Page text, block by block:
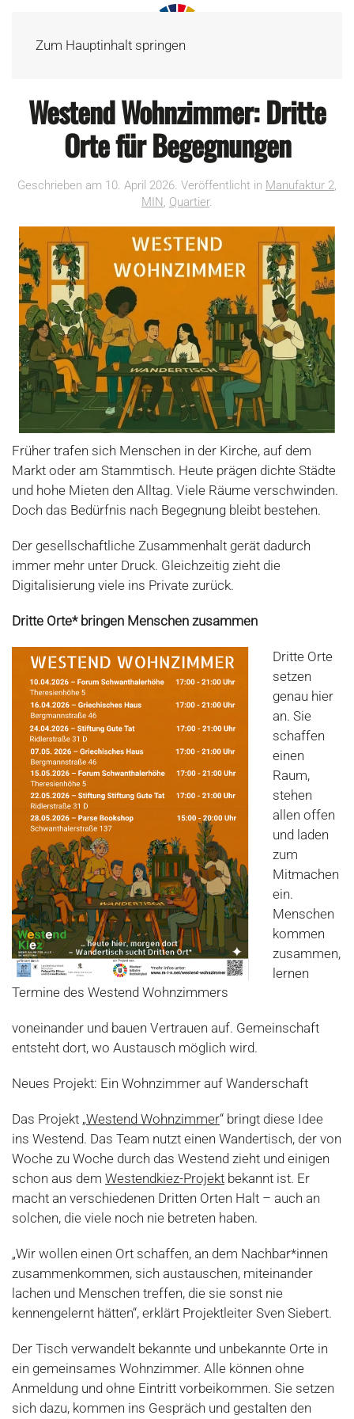
Zum Hauptinhalt springen
Westend Wohnzimmer: Dritte
Orte für Begegnungen
Geschrieben am 10. April 2026. Veröffentlicht in Manufaktur 2,
MIN, Quartier.
Früher trafen sich Menschen in der Kirche, auf dem
Markt oder am Stammtisch. Heute prägen dichte Städte
und hohe Mieten den Alltag. Viele Räume verschwinden.
Doch das Bedürfnis nach Begegnung bleibt bestehen.
Der gesellschaftliche Zusammenhalt gerät dadurch
immer mehr unter Druck. Gleichzeitig zieht die
Digitalisierung viele ins Private zurück.
Dritte Orte* bringen Menschen zusammen
Termine des Westend Wohnzimmers
Dritte Orte
setzen
genau hier
an. Sie
schaffen
einen
Raum,
stehen
allen offen
und laden
zum
Mitmachen
ein.
Menschen
kommen
zusammen,
lernen
voneinander und bauen Vertrauen auf. Gemeinschaft
entsteht dort, wo Austausch möglich wird.
Neues Projekt: Ein Wohnzimmer auf Wanderschaft
Das Projekt „Westend Wohnzimmer“ bringt diese Idee
ins Westend. Das Team nutzt einen Wandertisch, der von
Woche zu Woche durch das Westend zieht und einigen
schon aus dem Westendkiez-Projekt bekannt ist. Er
macht an verschiedenen Dritten Orten Halt – auch an
solchen, die viele noch nie betreten haben.
„Wir wollen einen Ort schaffen, an dem Nachbar*innen
zusammenkommen, sich austauschen, miteinander
lachen und Menschen treffen, die sie sonst nie
kennengelernt hätten“, erklärt Projektleiter Sven Siebert.
Der Tisch verwandelt bekannte und unbekannte Orte in
ein gemeinsames Wohnzimmer. Alle können ohne
Anmeldung und ohne Eintritt vorbeikommen. Sie setzen
sich dazu, kommen ins Gespräch und gestalten den